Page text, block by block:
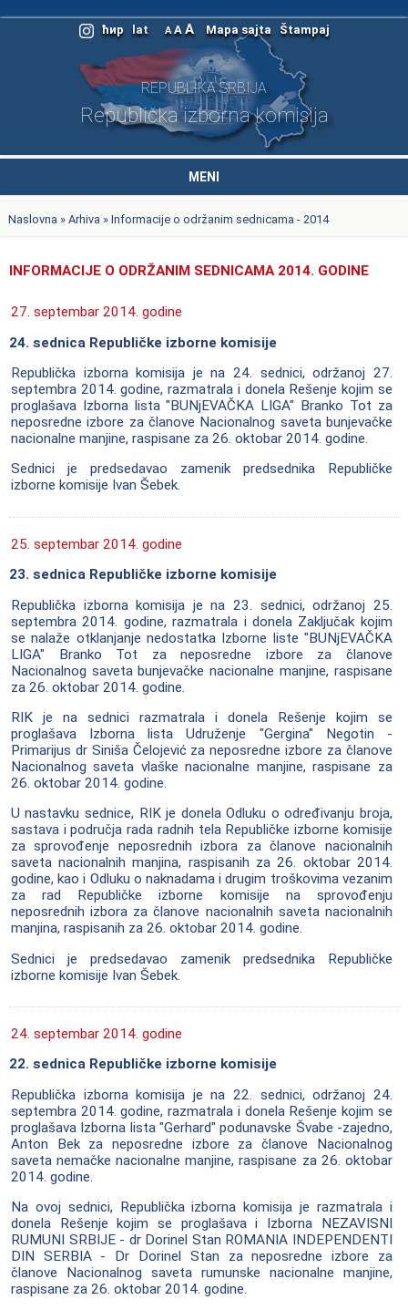
ћир lat A A A Mapa sajta Štampaj
REPUBLIKA SRBIJA
Republička izborna komisija
MENI
Naslovna » Arhiva » Informacije o održanim sednicama - 2014
INFORMACIJE O ODRŽANIM SEDNICAMA 2014. GODINE
27. septembar 2014. godine
24. sednica Republičke izborne komisije
Republička izborna komisija je na 24. sednici, održanoj 27.
septembra 2014. godine, razmatrala i donela Rešenje kojim se
proglašava Izborna lista "BUNjEVAČKA LIGA" Branko Tot za
neposredne izbore za članove Nacionalnog saveta bunjevačke
nacionalne manjine, raspisane za 26. oktobar 2014. godine.
Sednici je predsedavao zamenik predsednika Republičke
izborne komisije Ivan Šebek.
25. septembar 2014. godine
23. sednica Republičke izborne komisije
Republička izborna komisija je na 23. sednici, održanoj 25.
septembra 2014. godine, razmatrala i donela Zaključak kojim
se nalaže otklanjanje nedostatka Izborne liste "BUNjEVAČKA
LIGA" Branko Tot za neposredne izbore za članove
Nacionalnog saveta bunjevačke nacionalne manjine, raspisane
za 26. oktobar 2014. godine.
RIK je na sednici razmatrala i donela Rešenje kojim se
proglašava Izborna lista Udruženje "Gergina" Negotin -
Primarijus dr Siniša Čelojević za neposredne izbore za članove
Nacionalnog saveta vlaške nacionalne manjine, raspisane za
26. oktobar 2014. godine.
U nastavku sednice, RIK je donela Odluku o određivanju broja,
sastava i područja rada radnih tela Republičke izborne komisije
za sprovođenje neposrednih izbora za članove nacionalnih
saveta nacionalnih manjina, raspisanih za 26. oktobar 2014.
godine, kao i Odluku o naknadama i drugim troškovima vezanim
za rad Republičke izborne komisije na sprovođenju
neposrednih izbora za članove nacionalnih saveta nacionalnih
manjina, raspisanih za 26. oktobar 2014. godine.
Sednici je predsedavao zamenik predsednika Republičke
izborne komisije Ivan Šebek.
24. septembar 2014. godine
22. sednica Republičke izborne komisije
Republička izborna komisija je na 22. sednici, održanoj 24.
septembra 2014. godine, razmatrala i donela Rešenje kojim se
proglašava Izborna lista "Gerhard" podunavske Švabe -zajedno,
Anton Bek za neposredne izbore za članove Nacionalnog
saveta nemačke nacionalne manjine, raspisane za 26. oktobar
2014. godine.
Na ovoj sednici, Republička izborna komisija je razmatrala i
donela Rešenje kojim se proglašava i Izborna NEZAVISNI
RUMUNI SRBIJE - dr Dorinel Stan ROMANIA INDEPENDENTI
DIN SERBIA - Dr Dorinel Stan za neposredne izbore za
članove Nacionalnog saveta rumunske nacionalne manjine,
raspisane za 26. oktobar 2014. godine.